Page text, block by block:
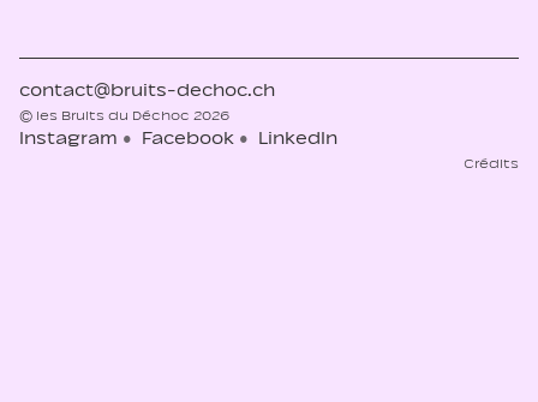
contact@bruits-dechoc.ch
© les Bruits du Déchoc 2026
Instagram Facebook LinkedIn
Crédits